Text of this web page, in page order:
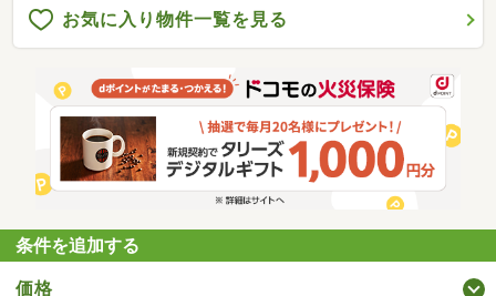
お気に入り物件一覧を見る
条件を追加する
価格